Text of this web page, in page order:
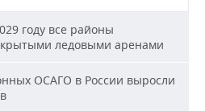
году все районы
крытыми ледовыми аренами
ОСАГО в России выросли